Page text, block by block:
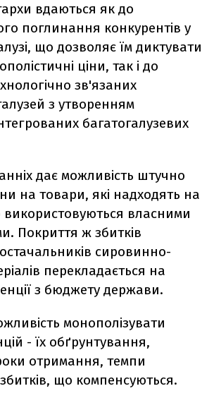
вдаються як до
поглинання конкурентів у
що дозволяє їм диктувати
ціни, так і до
зв'язаних
з утворенням
багатогалузевих
дає можливість штучно
на товари, які надходять на
використовуються власними
Покриття ж збитків
сировинно-
перекладається на
з бюджету держави.
монополізувати
- їх обґрунтування,
отримання, темпи
що компенсуються.